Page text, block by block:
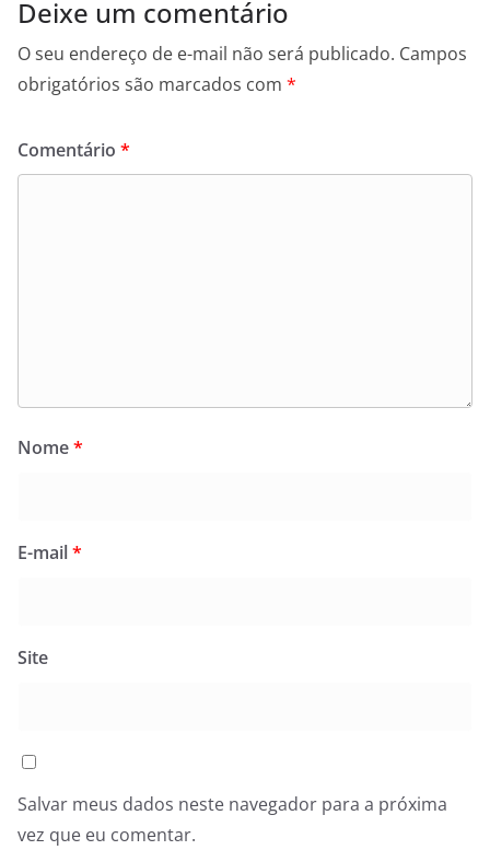
Deixe um comentário
O seu endereço de e-mail não será publicado. Campos
obrigatórios são marcados com *
Comentário *
Nome*
E-mail*
Site
Salvar meus dados neste navegador para a próxima
vez que eu comentar.